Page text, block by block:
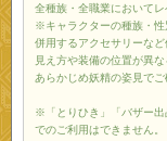
全種族・全職業においてレ
※キャラクターの種族・性
併用するアクセサリーなど
見え方や装備の位置が異な
あらかじめ妖精の姿見でご
※「とりひき」「バザー出
でのご利用はできません。